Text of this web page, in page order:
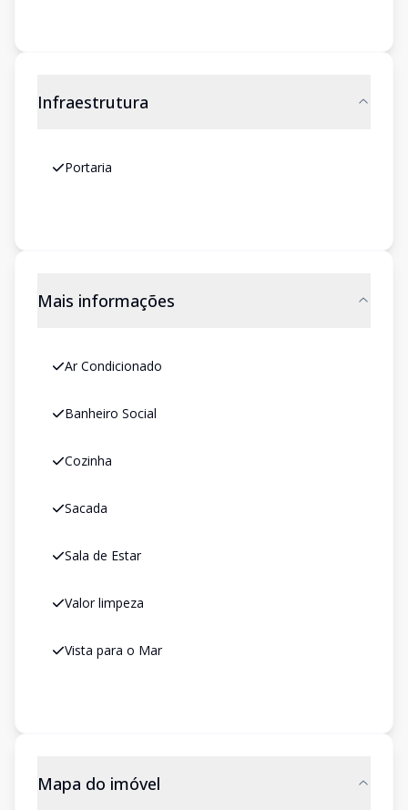
Infraestrutura
Portaria
Mais informações
Ar Condicionado
Banheiro Social
Cozinha
Sacada
Sala de Estar
Valor limpeza
Vista para o Mar
Mapa do imóvel